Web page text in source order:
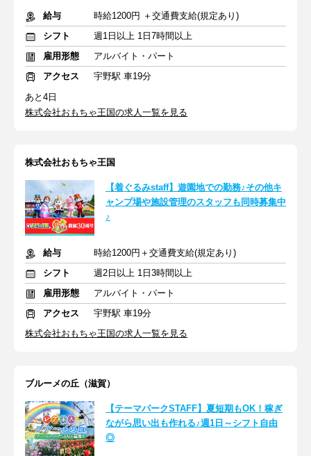
給与
時給1200円 ＋交通費支給(規定あり)
シフト
週1日以上 1日7時間以上
雇用形態
アルバイト・パート
アクセス
宇野駅 車19分
あと4日
株式会社おもちゃ王国の求人一覧を見る
株式会社おもちゃ王国
【着ぐるみstaff】遊園地での勤務♪その他キ
ャンプ場や施設管理のスタッフも同時募集中
♪
給与
時給1200円＋交通費支給(規定あり)
シフト
週2日以上 1日3時間以上
雇用形態
アルバイト・パート
アクセス
宇野駅 車19分
株式会社おもちゃ王国の求人一覧を見る
ブルーメの丘（滋賀）
【テーマパークSTAFF】夏短期もOK！稼ぎ
ながら思い出も作れる♪週1日～シフト自由
◎